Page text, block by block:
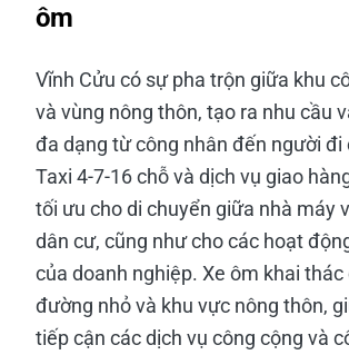
ôm
Vĩnh Cửu có sự pha trộn giữa khu
và vùng nông thôn, tạo ra nhu cầu
đa dạng từ công nhân đến người đi
Taxi 4-7-16 chỗ và dịch vụ giao
tối ưu cho di chuyển giữa nhà máy
dân cư, cũng như cho các hoạt
của doanh nghiệp. Xe ôm khai thác
đường nhỏ và khu vực nông thôn,
tiếp cận các dịch vụ công cộng và